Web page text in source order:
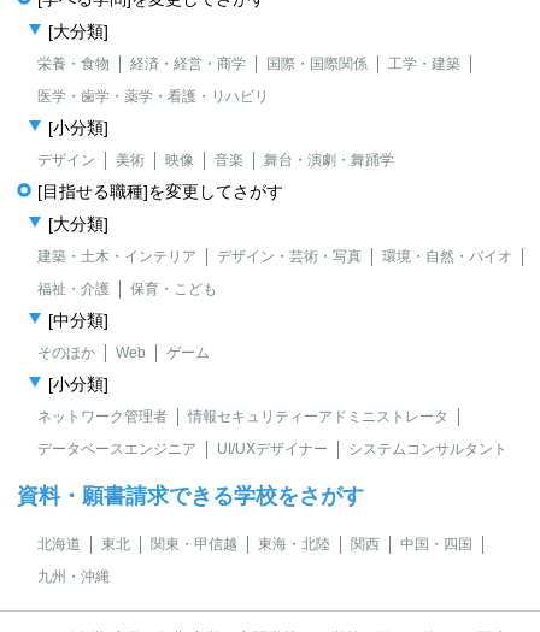
[大分類]
栄養・食物 経済・経営・商学 国際・国際関係
工学・建築
医学・歯学・薬学・看護・リハビリ
[小分類]
デザイン 美術 映像 音楽 舞台・演劇・舞踊学
[目指せる職種]を変更してさがす
[大分類]
建築・土木・インテリア デザイン・芸術・写真
環境・自然・バイオ
福祉・介護
保育・こども
[中分類]
そのほか Web ゲーム
[小分類]
ネットワーク管理者
情報セキュリティーアドミニストレータ
データベースエンジニア
UI/UXデザイナー システムコンサルタント
資料・願書請求できる学校をさがす
北海道 東北 関東・甲信越 東海・北陸 関西
中国・四国
九州・沖縄